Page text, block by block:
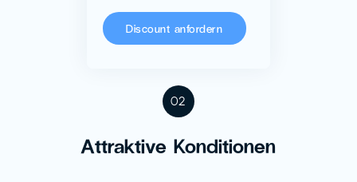
02
Attraktive Konditionen
Discount anfordern